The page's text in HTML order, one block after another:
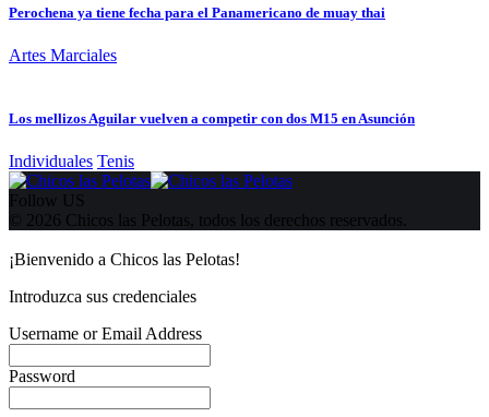
Perochena ya tiene fecha para el Panamericano de muay thai
Artes Marciales
Los mellizos Aguilar vuelven a competir con dos M15 en Asunción
Individuales Tenis
Follow US
© 2026 Chicos las Pelotas, todos los derechos reservados.
¡Bienvenido a Chicos las Pelotas!
Introduzca sus credenciales
Username or Email Address
Password